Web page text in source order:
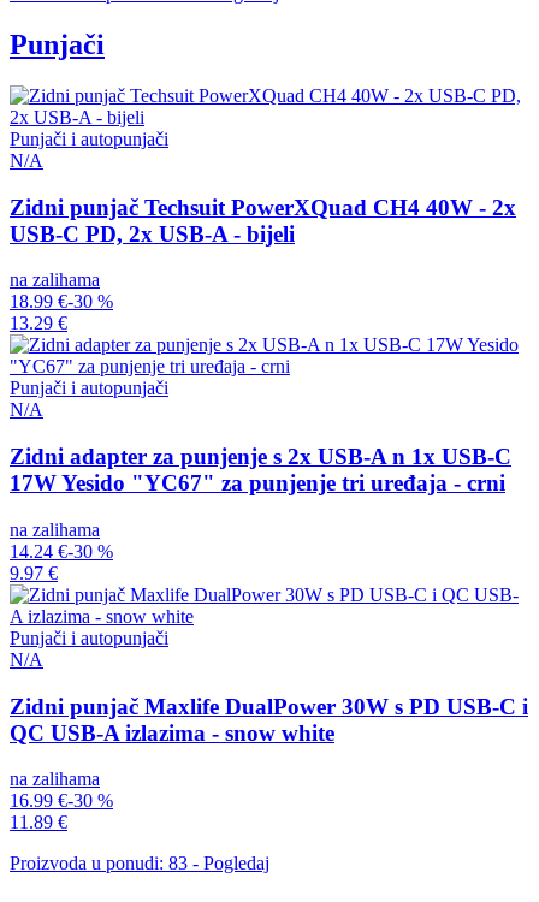
Punjači
Punjači i autopunjači
N/A
Zidni punjač Techsuit PowerXQuad CH4 40W - 2x
USB-C PD, 2x USB-A - bijeli
na zalihama
18.99 €-30 %
13.29 €
Punjači i autopunjači
N/A
Zidni adapter za punjenje s 2x USB-A n 1x USB-C
17W Yesido "YC67" za punjenje tri uređaja - crni
na zalihama
14.24 €-30 %
9.97 €
Punjači i autopunjači
N/A
Zidni punjač Maxlife DualPower 30W s PD USB-C i
QC USB-A izlazima - snow white
na zalihama
16.99 €-30 %
11.89 €
Proizvoda u ponudi: 83 - Pogledaj